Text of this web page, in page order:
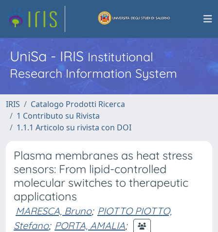
UniSa - IRISInstitutional
Research Information System
IRIS
Catalogo Prodotti Ricerca
1 Contributo su Rivista
1.1.1 Articolo su rivista con DOI
Plasma membranes as heat stress
sensors: From lipid-controlled
molecular switches to therapeutic
applications
MARESCA, Bruno; PIOTTO PIOTTO,
Stefano; PORTA, AMALIA;